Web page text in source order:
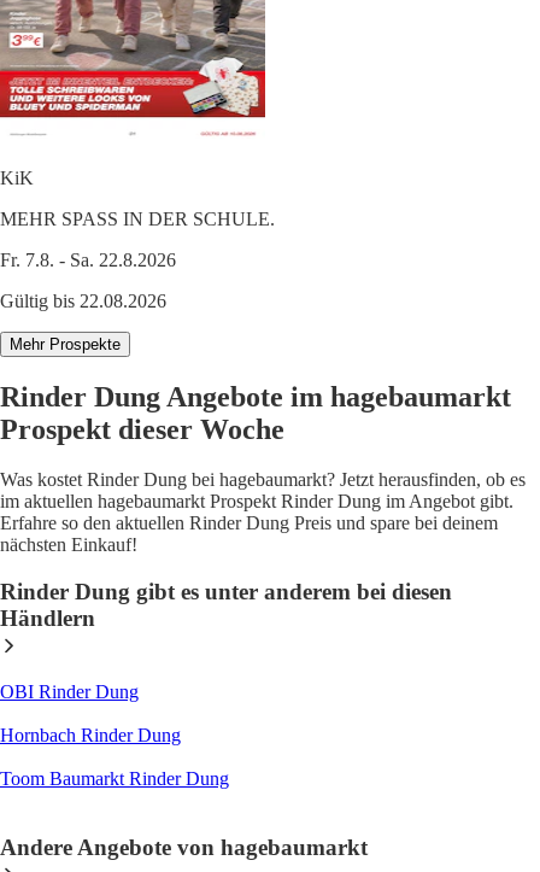
KiK
MEHR SPASS IN DER SCHULE.
Fr. 7.8. - Sa. 22.8.2026
Gültig bis 22.08.2026
Mehr Prospekte
Rinder Dung Angebote im hagebaumarkt
Prospekt dieser Woche
Was kostet Rinder Dung bei hagebaumarkt? Jetzt herausfinden, ob es
im aktuellen hagebaumarkt Prospekt Rinder Dung im Angebot gibt.
Erfahre so den aktuellen Rinder Dung Preis und spare bei deinem
nächsten Einkauf!
Rinder Dung gibt es unter anderem bei diesen
Händlern
OBI Rinder Dung
Hornbach Rinder Dung
Toom Baumarkt Rinder Dung
Andere Angebote von hagebaumarkt